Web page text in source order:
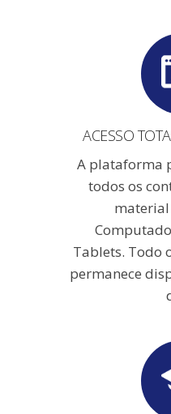
ACESSO
A plataforma
todos os
Tablets. Todo
permanece